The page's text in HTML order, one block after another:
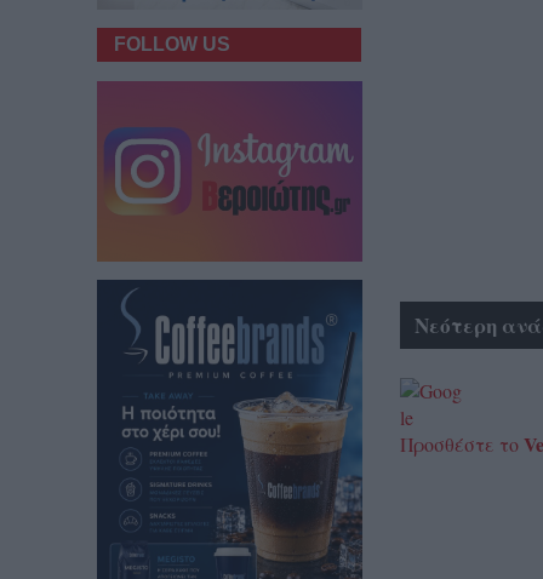
Νεότερη
Προσθέστε το
FOLLOW US